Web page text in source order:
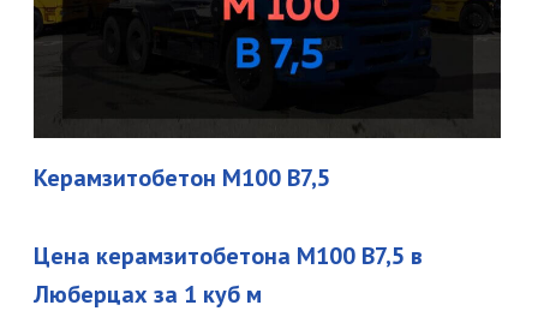
Керамзитобетон М100 В7,5
Цена керамзитобетона М100 В7,5 в
Люберцах за 1 куб м